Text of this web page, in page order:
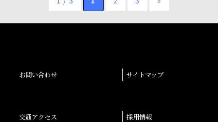
お問い合わせ サイトマップ
交通アクセス 採用情報